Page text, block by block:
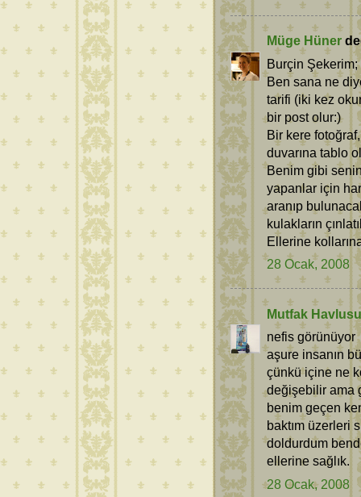
Müge Hüner
Burçin Şekerim;
Ben sana ne
tarifi (iki kez
bir post olur:)
Bir kere
duvarına tablo
Benim gibi
yapanlar için
aranıp
kulakların
Ellerine
28 Ocak, 2008
Mutfak Havlusu
nefis görünüyor
aşure insanın
çünkü içine ne
değişebilir ama
benim geçen
baktım üzerleri
doldurdum
ellerine sağlık.
28 Ocak, 2008